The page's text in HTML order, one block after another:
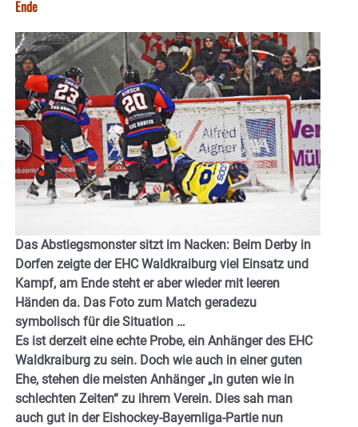
Ende
Das Abstiegsmonster sitzt im Nacken: Beim Derby in
Dorfen zeigte der EHC Waldkraiburg viel Einsatz und
Kampf, am Ende steht er aber wieder mit leeren
Händen da. Das Foto zum Match geradezu
symbolisch für die Situation …
Es ist derzeit eine echte Probe, ein Anhänger des EHC
Waldkraiburg zu sein. Doch wie auch in einer guten
Ehe, stehen die meisten Anhänger „in guten wie in
schlechten Zeiten“ zu ihrem Verein. Dies sah man
auch gut in der Eishockey-Bayernliga-Partie nun